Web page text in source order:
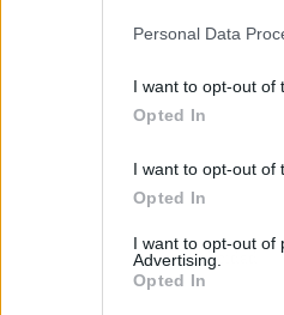
Personal Data
I want to opt-out of
Opted In
I want to opt-out of
Opted In
I want to opt-out of
Advertising.
Opted In
Publicidad